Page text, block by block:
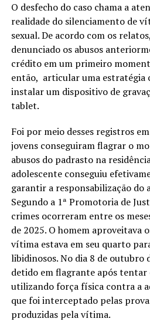
O desfecho do caso chama a
realidade do silenciamento de
sexual. De acordo com os
denunciado os abusos
crédito em um primeiro
então, articular uma estratégia
instalar um dispositivo de
tablet.
Foi por meio desses registros
jovens conseguiram flagrar o
abusos do padrasto na
adolescente conseguiu
garantir a responsabilização do
Segundo a 1ª Promotoria de
crimes ocorreram entre os
de 2025. O homem aproveitava
vítima estava em seu quarto
libidinosos. No dia 8 de outubro
detido em flagrante após
utilizando força física contra a
que foi interceptado pelas
produzidas pela vítima.